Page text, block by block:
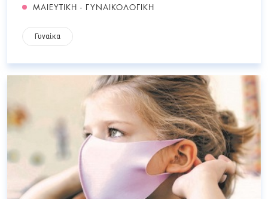
ΜΑΙΕΥΤΙΚΗ - ΓΥΝΑΙΚΟΛΟΓΙΚΗ
Γυναίκα